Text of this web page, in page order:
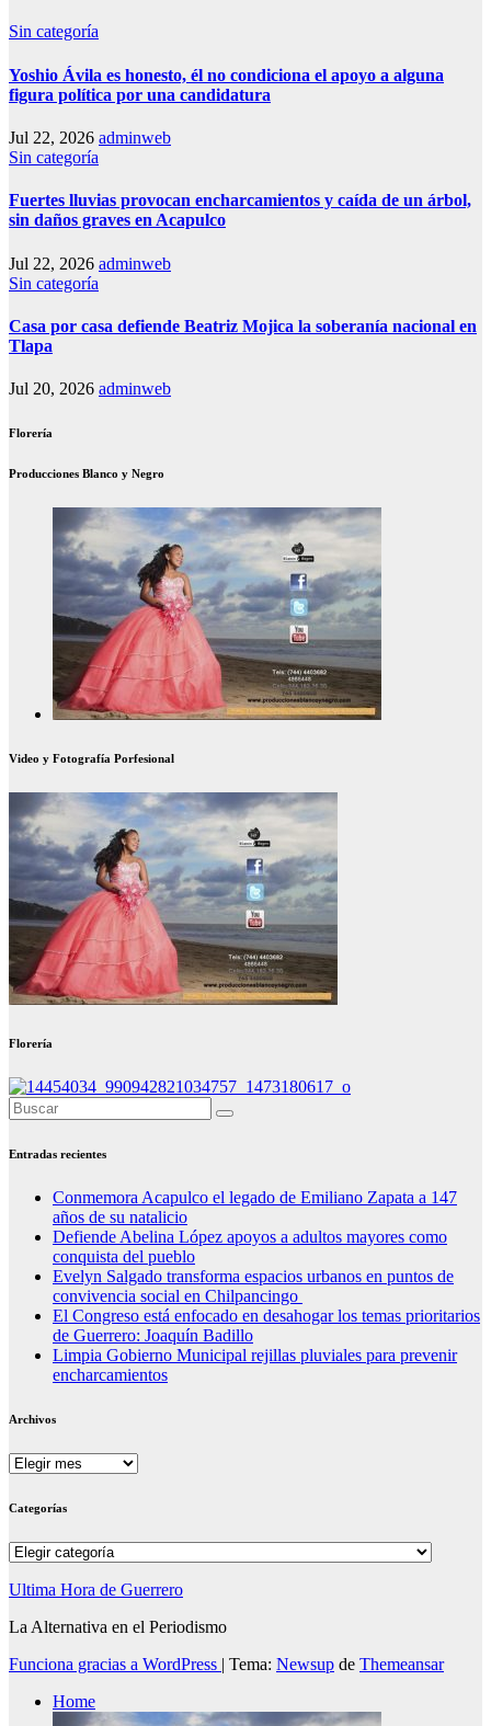
Sin categoría
Yoshio Ávila es honesto, él no condiciona el apoyo a alguna
figura política por una candidatura
Jul 22, 2026 adminweb
Sin categoría
Fuertes lluvias provocan encharcamientos y caída de un árbol,
sin daños graves en Acapulco
Jul 22, 2026 adminweb
Sin categoría
Casa por casa defiende Beatriz Mojica la soberanía nacional en
Tlapa
Jul 20, 2026 adminweb
Florería
Producciones Blanco y Negro
Video y Fotografía Porfesional
Florería
Entradas recientes
Conmemora Acapulco el legado de Emiliano Zapata a 147
años de su natalicio
Defiende Abelina López apoyos a adultos mayores como
conquista del pueblo
Evelyn Salgado transforma espacios urbanos en puntos de
convivencia social en Chilpancingo
El Congreso está enfocado en desahogar los temas prioritarios
de Guerrero: Joaquín Badillo
Limpia Gobierno Municipal rejillas pluviales para prevenir
encharcamientos
Archivos
Archivos
Categorías
Categorías
Ultima Hora de Guerrero
La Alternativa en el Periodismo
Funciona gracias a WordPress | Tema: Newsup de Themeansar
Home